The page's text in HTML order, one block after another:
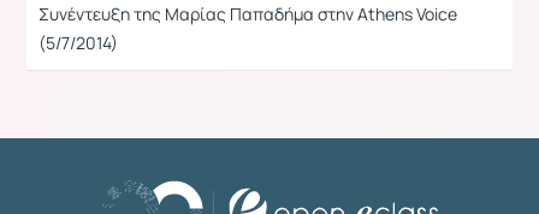
Συνέντευξη της Μαρίας Παπαδήμα στην Athens Voice
(5/7/2014)